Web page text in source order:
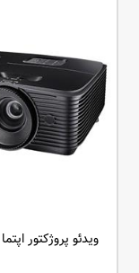
ویدئو پروژکتور اپتما OPTOMA DW322